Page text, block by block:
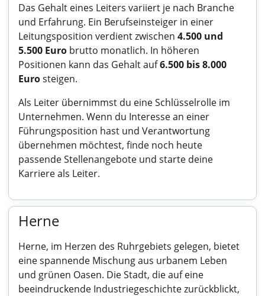
Das Gehalt eines Leiters variiert je nach Branche
und Erfahrung. Ein Berufseinsteiger in einer
Leitungsposition verdient zwischen 4.500 und
5.500 Euro brutto monatlich. In höheren
Positionen kann das Gehalt auf6.500 bis 8.000
Eurosteigen.
Als Leiter übernimmst du eine Schlüsselrolle im
Unternehmen. Wenn du Interesse an einer
Führungsposition hast und Verantwortung
übernehmen möchtest, finde noch heute
passende Stellenangebote und starte deine
Karriere als Leiter.
Herne
Herne, im Herzen des Ruhrgebiets gelegen, bietet
eine spannende Mischung aus urbanem Leben
und grünen Oasen. Die Stadt, die auf eine
beeindruckende Industriegeschichte zurückblickt,